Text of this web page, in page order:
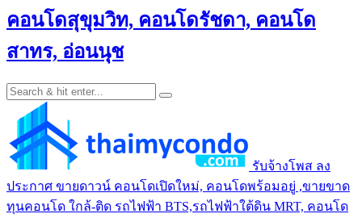
คอนโดสุขุมวิท, คอนโดรัชดา, คอนโด
สาทร, อ่อนนุช
รับจ้างโพส ลง
ประกาศ ขายดาวน์ คอนโดเปิดใหม่, คอนโดพร้อมอยู่ ,ขายขาด
ทุนคอนโด ใกล้-ติด รถไฟฟ้า BTS,รถไฟฟ้าใต้ดิน MRT, คอนโด